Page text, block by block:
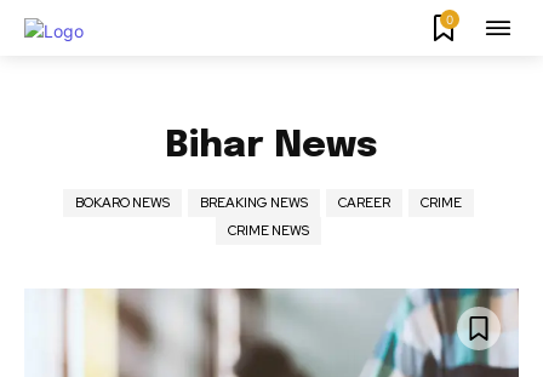
0
Bihar News
BOKARO NEWS BREAKING NEWS CAREER
CRIME
CRIME NEWS